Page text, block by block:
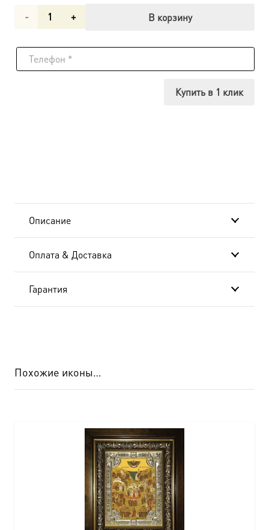
Количество
Спиридон
В корзину
Купить в 1 клик
Описание
Оплата & Доставка
Гарантия
Похожие иконы…